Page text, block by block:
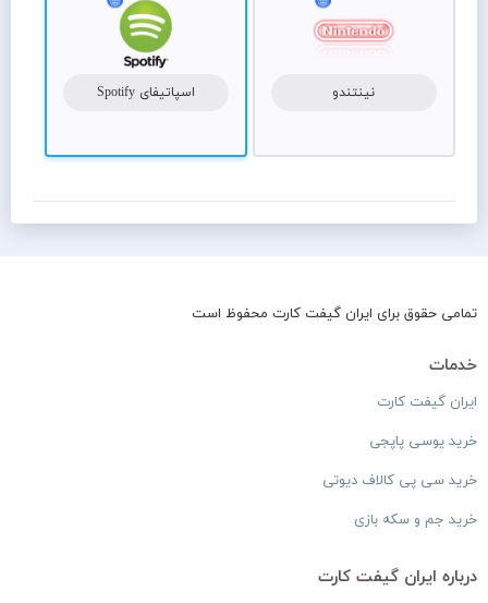
نینتندو اسپاتیفای Spotify
تمامی حقوق برای ایران گیفت کارت محفوظ است
خدمات
ایران گیفت کارت
خرید یوسی پاپجی
خرید سی پی کالاف دیوتی
خرید جم و سکه بازی
درباره ایران گیفت کارت